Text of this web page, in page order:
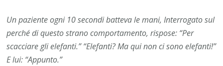
Un paziente ogni 10 secondi batteva le mani, Interrogato sul
perché di questo strano comportamento, rispose: “Per
scacciare gli elefanti.” “Elefanti? Ma qui non ci sono elefanti!”
E lui: “Appunto.”